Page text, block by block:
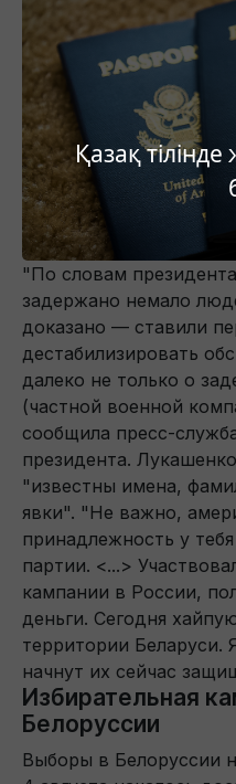
Қазақ
"По словам
задержано немало
доказано — ставили
дестабилизировать
далеко не только о
(частной военной
сообщила пресс-
президента.
"известны имена,
явки". "Не важно,
принадлежность у
партии. <...>
кампании в России,
деньги. Сегодня
территории
начнут их сейчас
Избирательная
Белоруссии
Выборы в Белоруссии